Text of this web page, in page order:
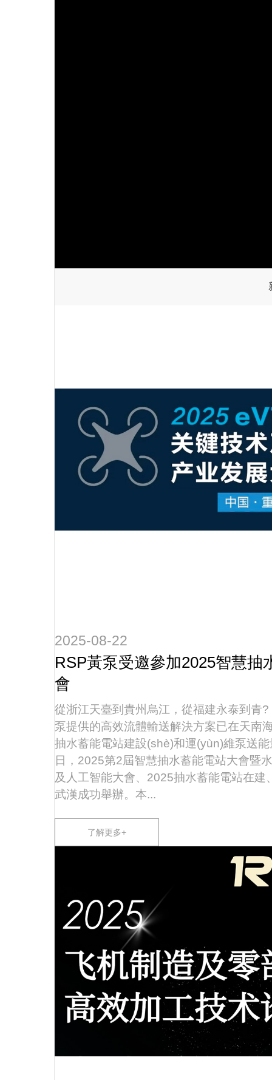
2025-08-22
RSP黃泵受邀參加2025智慧抽
會
從浙江天臺到貴州烏江，從福建永泰到青
泵提供的高效流體輸送解決方案已在天南海
抽水蓄能電站建設(shè)和運(yùn)維泵送
日，2025第2屆智慧抽水蓄能電站大會
及人工智能大會、2025抽水蓄能電站在建
武漢成功舉辦。本...
了解更多+